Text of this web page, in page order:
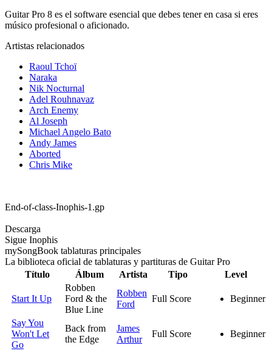
Guitar Pro 8 es el software esencial que debes tener en casa si eres
músico profesional o aficionado.
Artistas relacionados
Raoul Tchoï
Naraka
Nik Nocturnal
Adel Rouhnavaz
Arch Enemy
Al Joseph
Michael Angelo Bato
Andy James
Aborted
Chris Mike
End-of-class-Inophis-1.gp
Descarga
Sigue Inophis
mySongBook tablaturas principales
La biblioteca oficial de tablaturas y partituras de Guitar Pro
Título
Álbum Artista Tipo Level
Start It Up
Robben
Ford & the
Blue Line
Robben
Ford
Full Score Beginner
Say You
Won't Let
Go
Back from
the Edge
James
Arthur
Full Score Beginner